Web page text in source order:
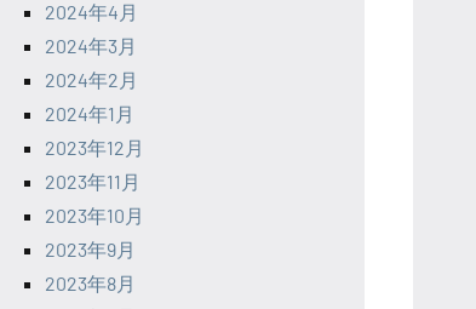
2024年4月
2024年3月
2024年2月
2024年1月
2023年12月
2023年11月
2023年10月
2023年9月
2023年8月